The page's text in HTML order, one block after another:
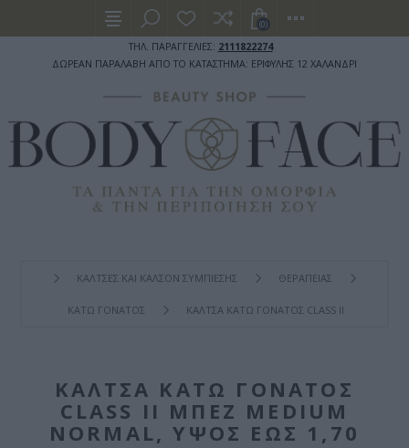
ΤΗΛ. ΠΑΡΑΓΓΕΛΙΕΣ: 2111822274
ΔΩΡΕΑΝ ΠΑΡΑΛΑΒΗ ΑΠΟ ΤΟ ΚΑΤΑΣΤΗΜΑ: ΕΡΙΦΥΛΗΣ 12 ΧΑΛΑΝΔΡΙ
(0)
ΚΑΛΤΣΕΣ ΚΑΙ ΚΑΛΣΟΝ ΣΥΜΠΙΕΣΗΣ ΘΕΡΑΠΕΙΑΣ
ΚΑΤΩ ΓΟΝΑΤΟΣ ΚΆΛΤΣΑ ΚΆΤΩ ΓΌΝΑΤΟΣ CLASS II ΜΠΕΖ
ΚΆΛΤΣΑ ΚΆΤΩ ΓΌΝΑΤΟΣ
CLASS II ΜΠΕΖ MEDIUM
NORMAL, ΎΨΟΣ ΈΩΣ 1,70